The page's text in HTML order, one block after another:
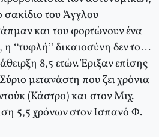
σακίδιο του Άγγλου
και του φορτώνουν ένα
η “τυφλή” δικαιοσύνη δεν το…
8,5 ετών. Έριξαν επίσης
μετανάστη που ζει χρόνια
(Κάστρο) και στον Μιχ.
5,5 χρόνων στον Ισπανό Φ.